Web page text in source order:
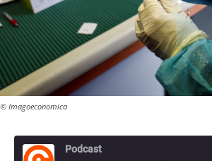
© Imagoeconomica
Podcast